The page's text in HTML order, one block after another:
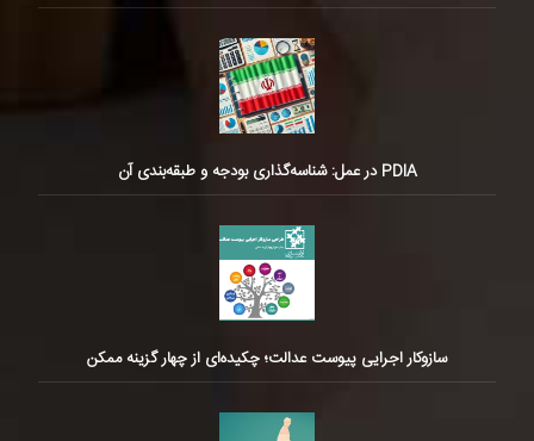
PDIA در عمل: شناسه‌گذاری بودجه و طبقه‌بندی آن
سازوکار اجرایی پیوست عدالت؛ چکیده‌ای از چهار گزینه ممکن